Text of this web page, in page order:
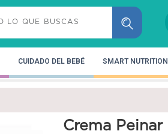
CUIDADO DEL BEBÉ SMART NUTRITION
Crema